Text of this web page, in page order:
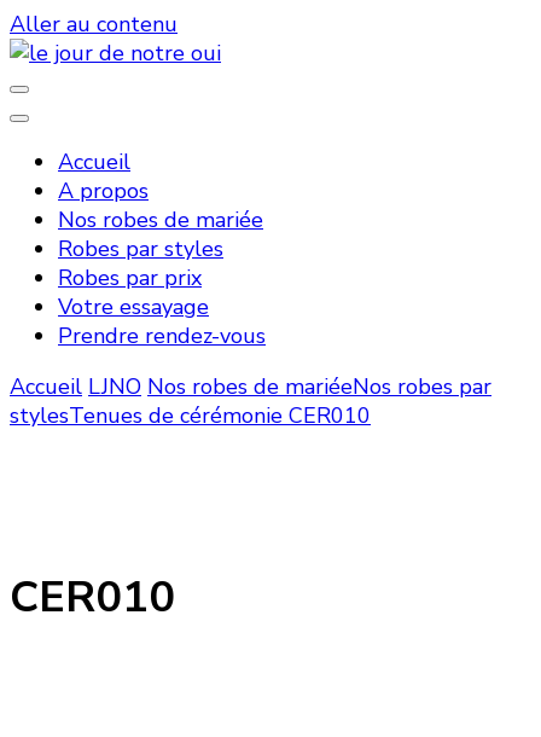
Aller au contenu
le jour de notre oui
Accueil
A propos
Nos robes de mariée
Robes par styles
Robes par prix
Votre essayage
Prendre rendez-vous
Accueil LJNO Nos robes de mariéeNos robes par
stylesTenues de cérémonie CER010
CER010